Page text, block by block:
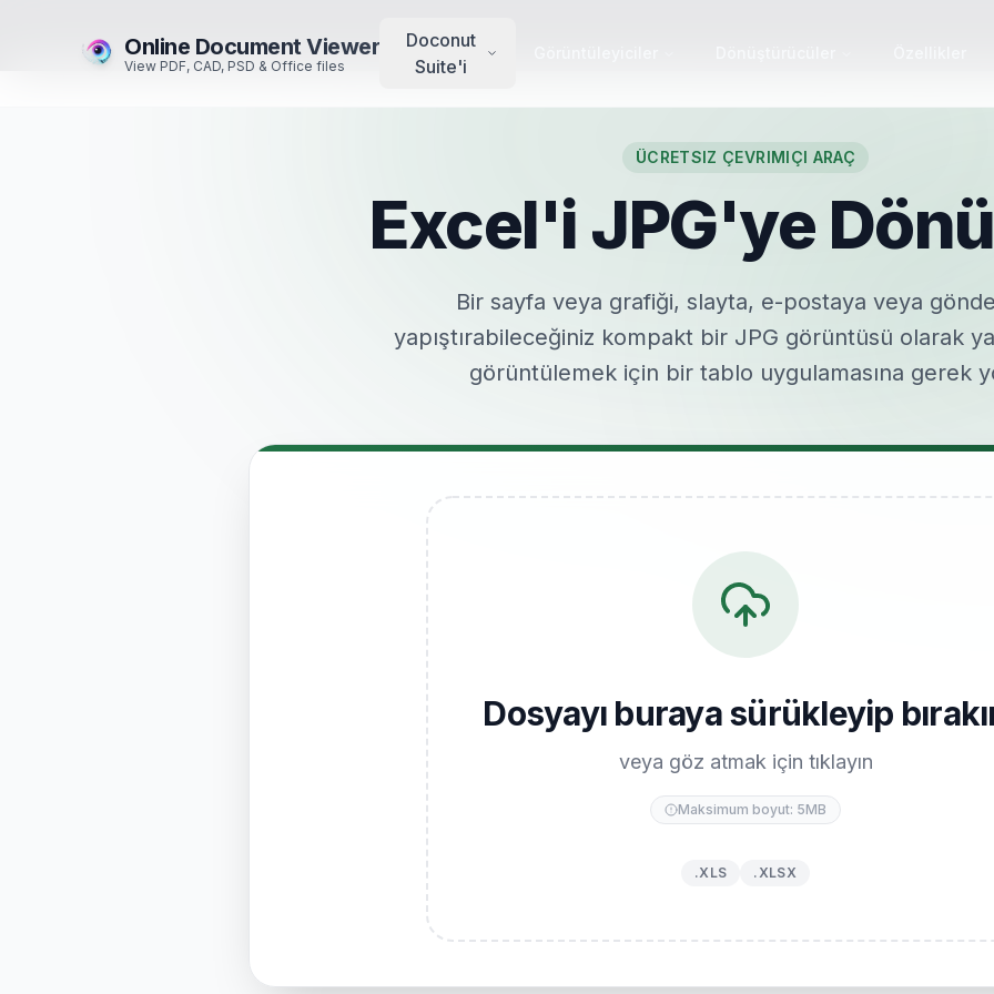
Online Document Viewer
View PDF, CAD, PSD & Office files
Doconut
Suite'i
ÜCRETSIZ ÇEVRIMIÇI ARAÇ
Excel'i JPG'ye
Bir sayfa veya grafiği, slayta, e-postaya veya
yapıştırabileceğiniz kompakt bir JPG görüntüsü olarak
görüntülemek için bir tablo uygulamasına gerek
Dosyayı buraya sürükleyip
veya göz atmak için tıklayın
Maksimum boyut: 5MB
.XLS .XLSX